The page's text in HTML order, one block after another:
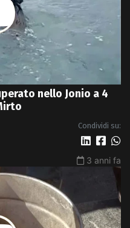
nello Jonio a 4
Condividi su:
3 anni fa